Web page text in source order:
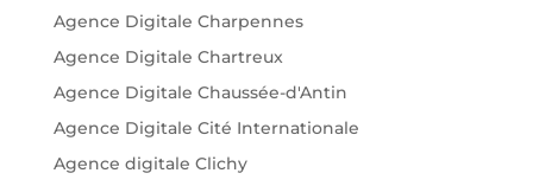
Agence Digitale Charpennes
Agence Digitale Chartreux
Agence Digitale Chaussée-d'Antin
Agence Digitale Cité Internationale
Agence digitale Clichy